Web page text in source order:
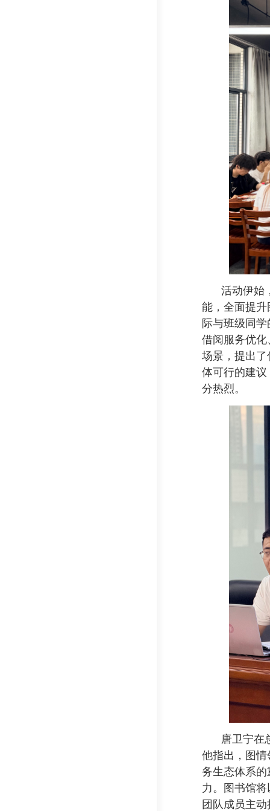
活动伊始
能，全面提
际与班级同
借阅服务优
场景，提出
体可行的建
分热烈。
唐卫宁在
他指出，图
务生态体系
力。图书馆
团队成员主